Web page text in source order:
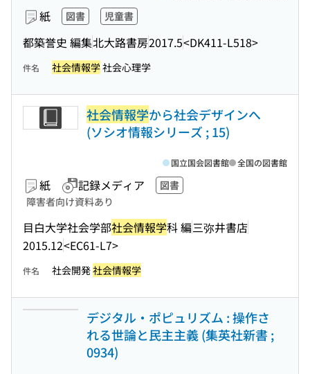
紙 図書 児童書
都築誉史 編集北大路書房2017.5<DK411-L518>
件名 社会情報学社会心理学
社会情報学から社会デザインへ
(ソシオ情報シリーズ ; 15)
紙 記録メディア
図書
障害者向け資料あり
目白大学社会学部社会情報学科 編三弥井書店
2015.12<EC61-L7>
国立国会図書館 全国の図書館
件名 社会開発社会情報学
デジタル・ポピュリズム : 操作さ
れる世論と民主主義 (集英社新書 ;
0934)